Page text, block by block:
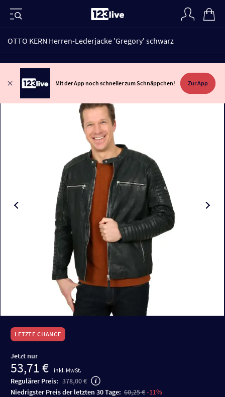
OTTO KERN Herren-Lederjacke 'Gregory' schwarz
Mit der App noch schneller zum Schnäppchen! Zur App
LETZTE CHANCE
Jetzt nur
53,71 € inkl. MwSt.
Regulärer Preis: 378,00 €
niedrigster Preis der letzten 30 Tage: 60,25 €-11%